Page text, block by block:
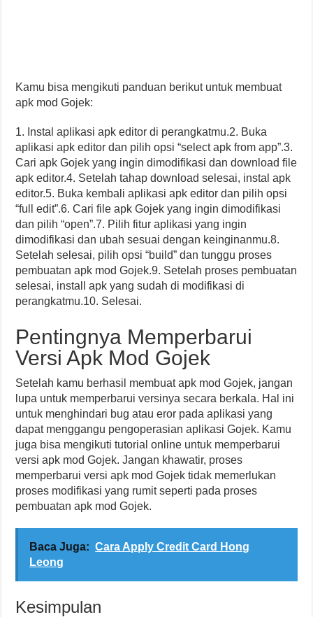
Kamu bisa mengikuti panduan berikut untuk membuat
apk mod Gojek:
1. Instal aplikasi apk editor di perangkatmu.2. Buka
aplikasi apk editor dan pilih opsi “select apk from app”.3.
Cari apk Gojek yang ingin dimodifikasi dan download file
apk editor.4. Setelah tahap download selesai, instal apk
editor.5. Buka kembali aplikasi apk editor dan pilih opsi
“full edit”.6. Cari file apk Gojek yang ingin dimodifikasi
dan pilih “open”.7. Pilih fitur aplikasi yang ingin
dimodifikasi dan ubah sesuai dengan keinginanmu.8.
Setelah selesai, pilih opsi “build” dan tunggu proses
pembuatan apk mod Gojek.9. Setelah proses pembuatan
selesai, install apk yang sudah di modifikasi di
perangkatmu.10. Selesai.
Pentingnya Memperbarui
Versi Apk Mod Gojek
Setelah kamu berhasil membuat apk mod Gojek, jangan
lupa untuk memperbarui versinya secara berkala. Hal ini
untuk menghindari bug atau eror pada aplikasi yang
dapat menggangu pengoperasian aplikasi Gojek. Kamu
juga bisa mengikuti tutorial online untuk memperbarui
versi apk mod Gojek. Jangan khawatir, proses
memperbarui versi apk mod Gojek tidak memerlukan
proses modifikasi yang rumit seperti pada proses
pembuatan apk mod Gojek.
Baca Juga: Cara Apply Credit Card Hong
Leong
Kesimpulan